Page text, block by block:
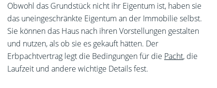
Obwohl das Grundstück nicht ihr Eigentum ist, haben sie
das uneingeschränkte Eigentum an der Immobilie selbst.
Sie können das Haus nach ihren Vorstellungen gestalten
und nutzen, als ob sie es gekauft hätten. Der
Erbpachtvertrag legt die Bedingungen für die Pacht, die
Laufzeit und andere wichtige Details fest.